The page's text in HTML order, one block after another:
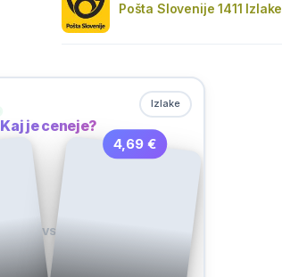
Pošta Slovenije 1411 Izlake
Izlake
Kaj je ceneje?
VS
4,69 €